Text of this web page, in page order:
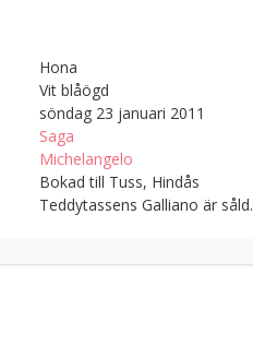
Hona
Vit blåögd
söndag 23 januari 2011
Saga
Michelangelo
Bokad till Tuss, Hindås
Teddytassens Galliano är såld.